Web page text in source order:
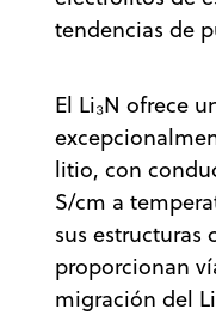
tendencias de
El Li₃N ofrece
litio, con
S/cm a
sus estructuras
proporcionan
migración del